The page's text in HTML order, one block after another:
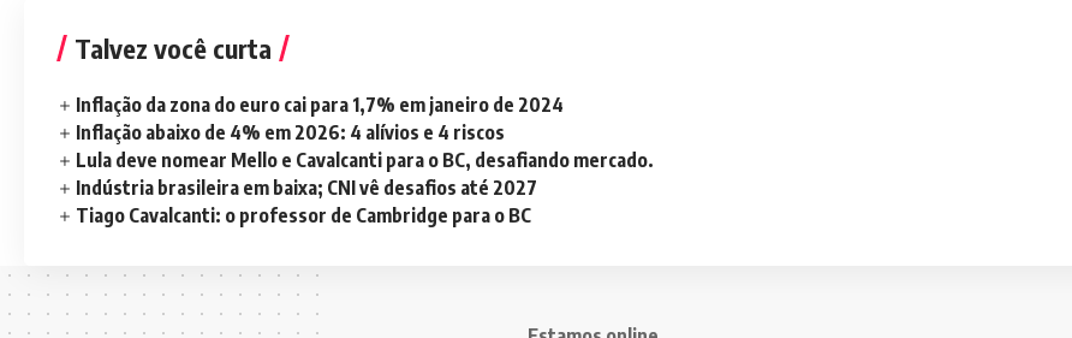
Talvez você curta
Inflação da zona do euro cai para 1,7% em janeiro de 2024
Inflação abaixo de 4% em 2026: 4 alívios e 4 riscos
Lula deve nomear Mello e Cavalcanti para o BC, desafiando mercado.
Indústria brasileira em baixa; CNI vê desafios até 2027
Tiago Cavalcanti: o professor de Cambridge para o BC